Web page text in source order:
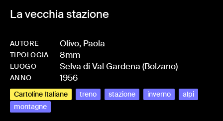
La vecchia stazione
AUTORE Olivo, Paola
TIPOLOGIA 8mm
LUOGO Selva di Val Gardena (Bolzano)
ANNO 1956
Cartoline Italiane treno stazione inverno
alpi
montagne